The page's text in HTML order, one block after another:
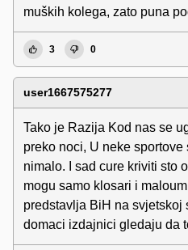
muških kolega, zato puna
3 0
user1667575277
Tako je Razija Kod nas se
preko noci, U neke
nimalo. I sad cure kriviti sto
mogu samo klosari i
predstavlja BiH na svjetskoj
domaci izdajnici gledaju da